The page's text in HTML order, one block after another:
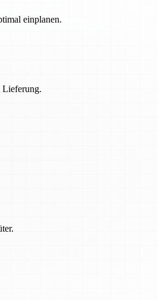
einplanen.
Lieferung.